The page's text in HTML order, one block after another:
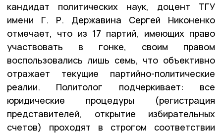
кандидат политических наук, доцент ТГУ
имени Г. Р. Державина Сергей Никоненко
отмечает, что из 17 партий, имеющих право
участвовать в гонке, своим правом
воспользовались лишь семь, что объективно
отражает текущие партийно-политические
реалии. Политолог подчеркивает: все
юридические процедуры (регистрация
представителей, открытие избирательных
счетов) проходят в строгом соответствии